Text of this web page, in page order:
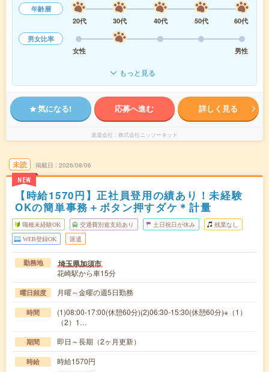
年齢層
20代
30代 40代 50代
60代
男女比率
女性
男性
もっと見る
気になる! 応募へ進む 詳しく見る
派遣会社 株式会社ニッソーネット
未読
NEW
掲載日 2026/08/06
【時給1570円】正社員登用の績あり！未経験
OKの簡単事務＋ボタン押すダケ＊計量
職種未経験OK 交通費別途支給あり 土日祝日が休み 残業なし
WEB登録OK 派遣
勤務地 埼玉県加須市
花崎駅から車15分
曜日頻度 月曜～金曜の週5日勤務
時間
(1)08:00-17:00(休憩60分)(2)06:30-15:30(休憩60分)※（1）
（2）1…
期間 即日～長期（2ヶ月更新）
時給 時給1570円